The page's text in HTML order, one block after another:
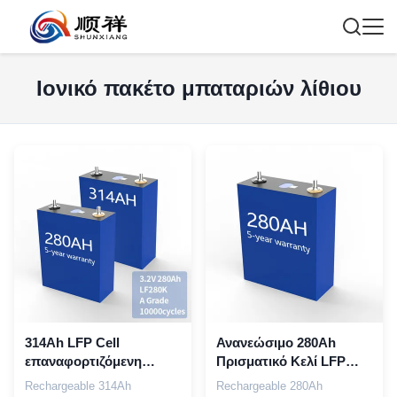
Ιονικό πακέτο μπαταριών λίθιου
314Ah LFP Cell
επαναφορτιζόμενη
μπαταρία ιόντων λιθίου
Rechargeable 314Ah
Ανανεώσιμο 280Ah
Πρισματικό Κελί LFP
Λιθιοϊόν με Κέλυφος
Rechargeable 280Ah